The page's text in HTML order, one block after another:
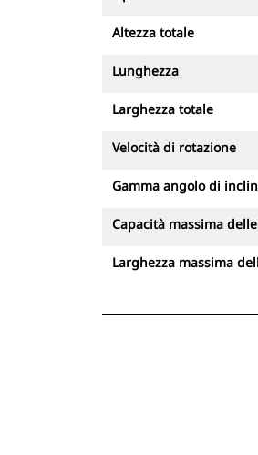
azione
tenuta del
Evitando il
a mantenere
migliorando la
Gli operatori
di lavorare in
conseguenza,il
Altezza totale
Lunghezza
Larghezza totale
Velocità di rotazione
Gamma angolo di
Capacità massima
Larghezza massima